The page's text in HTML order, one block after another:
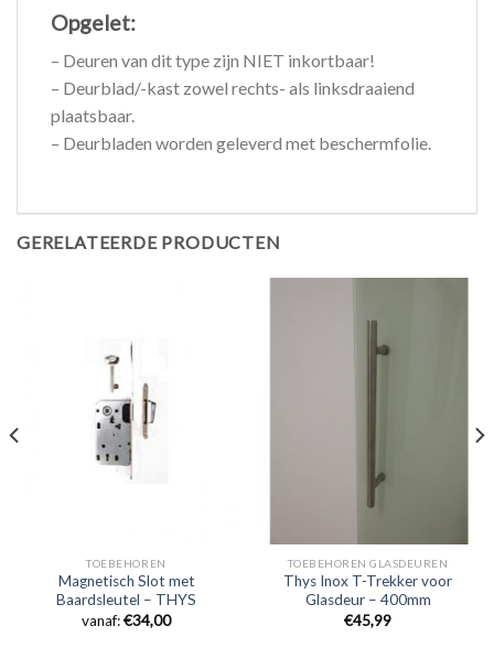
Opgelet:
– Deuren van dit type zijn NIET inkortbaar!
– Deurblad/-kast zowel rechts- als linksdraaiend
plaatsbaar.
– Deurbladen worden geleverd met beschermfolie.
GERELATEERDE PRODUCTEN
TOEBEHOREN
Magnetisch Slot met
Baardsleutel – THYS
vanaf:€34,00
TOEBEHOREN GLASDEUREN
Thys Inox T-Trekker voor
Glasdeur – 400mm
€45,99